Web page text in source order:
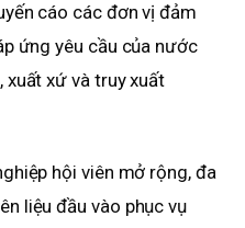
cáo các đơn vị đảm
ứng yêu cầu của nước
xuất xứ và truy xuất
hội viên mở rộng, đa
liệu đầu vào phục vụ